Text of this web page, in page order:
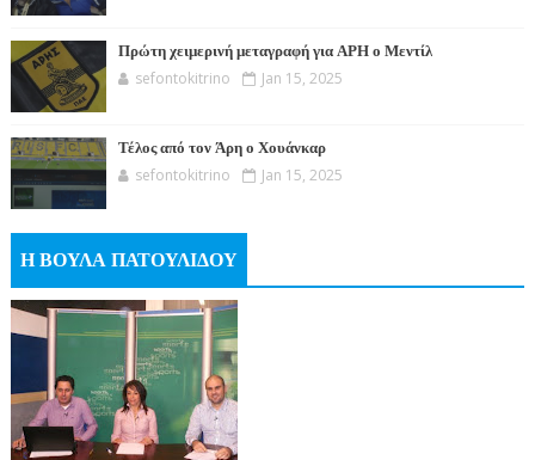
Πρώτη χειμερινή μεταγραφή για ΑΡΗ ο Μεντίλ
sefontokitrino Jan 15, 2025
Τέλος από τον Άρη ο Χουάνκαρ
sefontokitrino Jan 15, 2025
Η ΒΟΥΛΑ ΠΑΤΟΥΛΙΔΟΥ